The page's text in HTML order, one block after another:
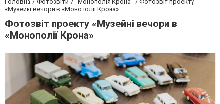
Головна Фотозвіти "Монополія Крона"
Фотозвіт проекту
«Музейні вечори в «Монополії Крона»
Фотозвіт проекту «Музейні вечори в
«Монополії Крона»